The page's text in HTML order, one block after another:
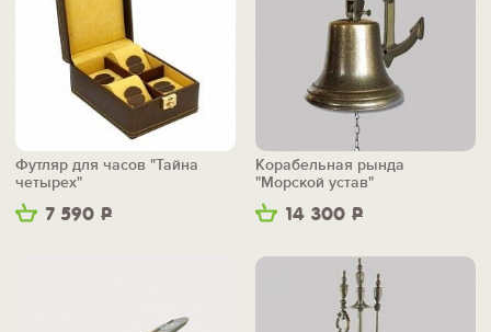
7 590 Р
Футляр для часов "Тайна
четырех"
14 300 Р
Корабельная рында
"Морской устав"